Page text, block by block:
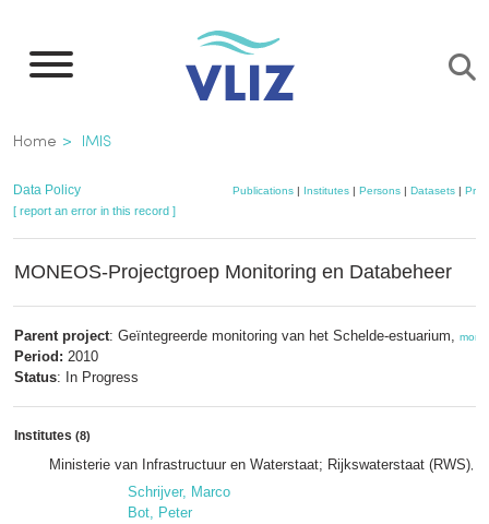
main
Breadcrumb
Home IMIS
Data Policy Publications| Institutes| Persons| Datasets|
[ report an error in this record ]
MONEOS-Projectgroep Monitoring en Databeheer
Parent project: Geïntegreerde monitoring van het Schelde-estuarium, more
Period: 2010
Status: In Progress
Institutes (8)
Ministerie van Infrastructuur en Waterstaat; Rijkswaterstaat (RWS)
Schrijver, Marco
Bot, Peter